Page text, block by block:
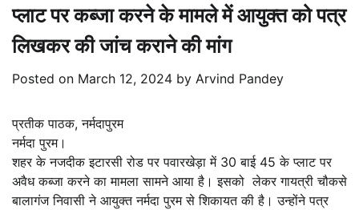
प्लाट पर कब्जा करने के मामले में आयुक्त को पत्र
लिखकर की जांच कराने की मांग
Posted on March 12, 2024 by Arvind Pandey
प्रतीक पाठक, नर्मदापुरम
नर्मदा पुरम।
शहर के नजदीक इटारसी रोड पर पवारखेड़ा में 30 बाई 45 के प्लाट पर
अवैध कब्जा करने का मामला सामने आया है। इसको लेकर गायत्री चौकसे
बालागंज निवासी ने आयुक्त नर्मदा पुरम से शिकायत की है। उन्होंने पत्र